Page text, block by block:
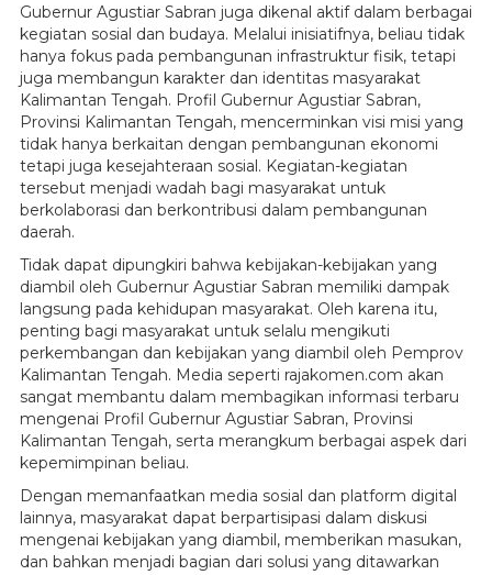
Gubernur Agustiar Sabran juga dikenal aktif dalam berbagai
kegiatan sosial dan budaya. Melalui inisiatifnya, beliau tidak
hanya fokus pada pembangunan infrastruktur fisik, tetapi
juga membangun karakter dan identitas masyarakat
Kalimantan Tengah. Profil Gubernur Agustiar Sabran,
Provinsi Kalimantan Tengah, mencerminkan visi misi yang
tidak hanya berkaitan dengan pembangunan ekonomi
tetapi juga kesejahteraan sosial. Kegiatan-kegiatan
tersebut menjadi wadah bagi masyarakat untuk
berkolaborasi dan berkontribusi dalam pembangunan
daerah.
Tidak dapat dipungkiri bahwa kebijakan-kebijakan yang
diambil oleh Gubernur Agustiar Sabran memiliki dampak
langsung pada kehidupan masyarakat. Oleh karena itu,
penting bagi masyarakat untuk selalu mengikuti
perkembangan dan kebijakan yang diambil oleh Pemprov
Kalimantan Tengah. Media seperti rajakomen.com akan
sangat membantu dalam membagikan informasi terbaru
mengenai Profil Gubernur Agustiar Sabran, Provinsi
Kalimantan Tengah, serta merangkum berbagai aspek dari
kepemimpinan beliau.
Dengan memanfaatkan media sosial dan platform digital
lainnya, masyarakat dapat berpartisipasi dalam diskusi
mengenai kebijakan yang diambil, memberikan masukan,
dan bahkan menjadi bagian dari solusi yang ditawarkan